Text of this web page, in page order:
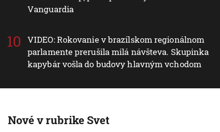
Vanguardia
VIDEO: Rokovanie v brazílskom regionálnom
parlamente prerušila milá návšteva. Skupinka
kapybár vošla do budovy hlavným vchodom
Nové v rubrike Svet